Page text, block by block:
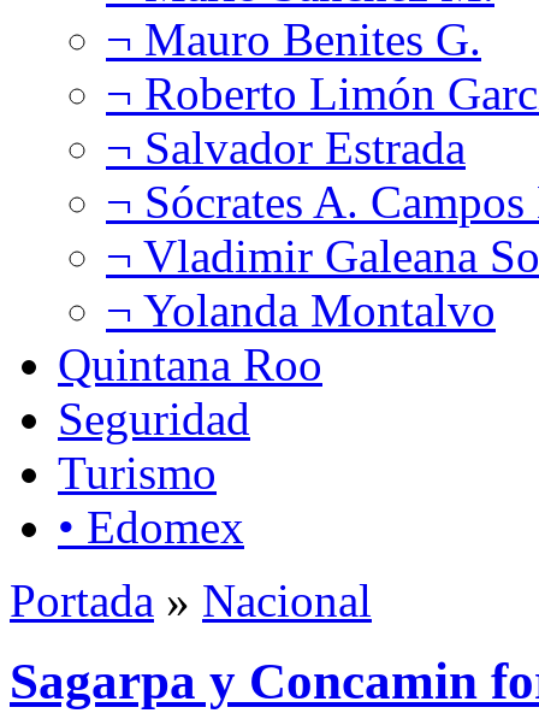
¬ Mauro Benites G.
¬ Roberto Limón
¬ Salvador Estrada
¬ Sócrates A.
¬ Vladimir Galeana
¬ Yolanda Montalvo
Quintana Roo
Seguridad
Turismo
• Edomex
Portada » Nacional
Sagarpa y Concamin